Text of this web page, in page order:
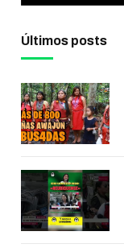
Últimos posts